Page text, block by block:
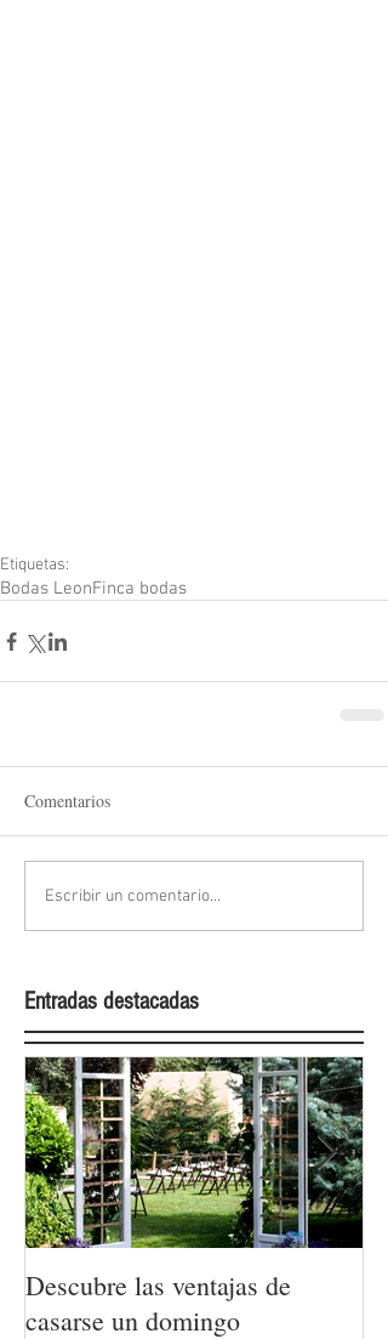
Etiquetas:
Bodas LeonFinca bodas
Comentarios
Escribir un comentario...
Entradas destacadas
Descubre las ventajas de
casarse un domingo